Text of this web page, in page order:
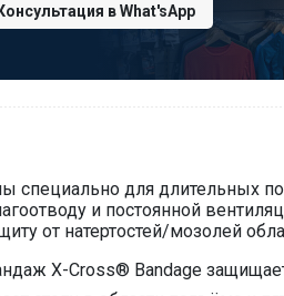
вWhat'sApp
специально для длительных
и постоянной
от натертостей/мозолей
X-Cross® Bandage